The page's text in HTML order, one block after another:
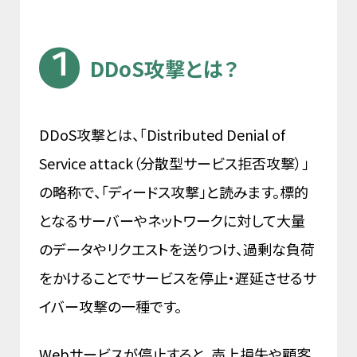
DDoS攻撃とは？
DDoS攻撃とは、「Distributed Denial of
Service attack（分散型サービス拒否攻撃）」
の略称で、「ディードス攻撃」と読みます。標的
となるサーバーやネットワークに対して大量
のデータやリクエストを送りつけ、過剰な負荷
をかけることでサービスを停止・遅延させるサ
イバー攻撃の一種です。